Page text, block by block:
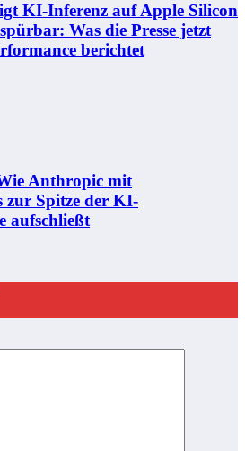
KI-Inferenz auf Apple Silicon
Was die Presse jetzt
berichtet
Anthropic mit
zur Spitze der KI-
aufschließt